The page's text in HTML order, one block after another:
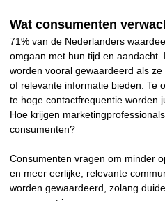
Wat consumenten
71% van de Nederlanders
omgaan met hun tijd en aandacht.
worden vooral gewaardeerd als
of relevante informatie bieden. Te
te hoge contactfrequentie worden
Hoe krijgen
consumenten?
Consumenten vragen om minder
en meer eerlijke, relevante
worden gewaardeerd, zolang